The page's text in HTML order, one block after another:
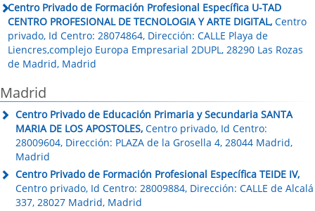
Centro Privado de Formación Profesional Específica U-TAD
CENTRO PROFESIONAL DE TECNOLOGIA Y ARTE DIGITAL, Centro
privado, Id Centro: 28074864, Dirección: CALLE Playa de
Liencres,complejo Europa Empresarial 2DUPL, 28290 Las Rozas
de Madrid, Madrid
Madrid
Centro Privado de Educación Primaria y Secundaria SANTA
MARIA DE LOS APOSTOLES, Centro privado, Id Centro:
28009604, Dirección: PLAZA de la Grosella 4, 28044 Madrid,
Madrid
Centro Privado de Formación Profesional Específica TEIDE IV,
Centro privado, Id Centro: 28009884, Dirección: CALLE de Alcalá
337, 28027 Madrid, Madrid